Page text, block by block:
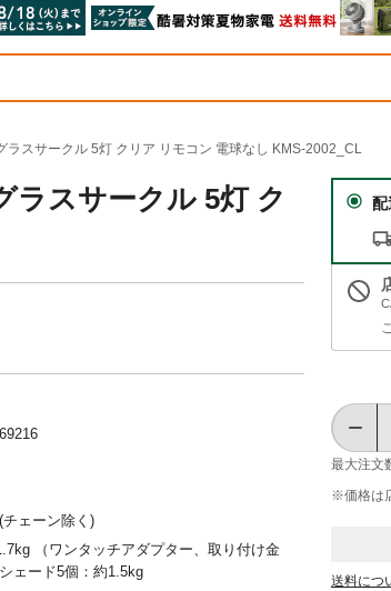
スサークル 5灯 クリア リモコン 電球なし KMS-2002_CL
ラスサークル 5灯 ク
配
最大注文
※価格は​
送料につ
ェーン除く)
（ワンタッチアダプター、取り付け金
ェード5個：約1.5kg